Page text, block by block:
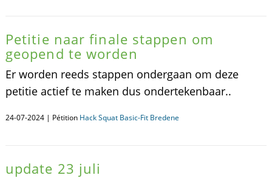
Petitie naar finale stappen om
geopend te worden
Er worden reeds stappen ondergaan om deze
petitie actief te maken dus ondertekenbaar..
24-07-2024 | Pétition Hack Squat Basic-Fit Bredene
update 23 juli